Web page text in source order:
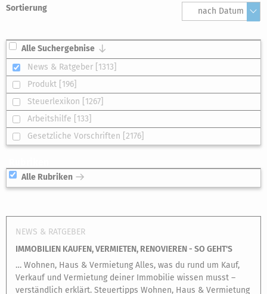
Sortierung nach Datum
Alle Suchergebnise
News & Ratgeber [1313]
Produkt [196]
Steuerlexikon [1267]
Arbeitshilfe [133]
Gesetzliche Vorschriften [2176]
Alle Rubriken
NEWS & RATGEBER
IMMOBILIEN KAUFEN, VERMIETEN, RENOVIEREN - SO GEHT'S
… Wohnen, Haus & Vermietung Alles, was du rund um Kauf,
Verkauf und Vermietung deiner Immobilie wissen musst –
verständlich erklärt. Steuertipps Wohnen, Haus & Vermietung